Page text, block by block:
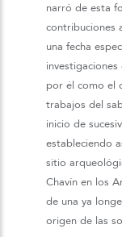
narró de esta
contribuciones
una fecha
por él como el
trabajos del
inicio de
estableciendo
sitio
Chavín en los
de una ya
origen de las